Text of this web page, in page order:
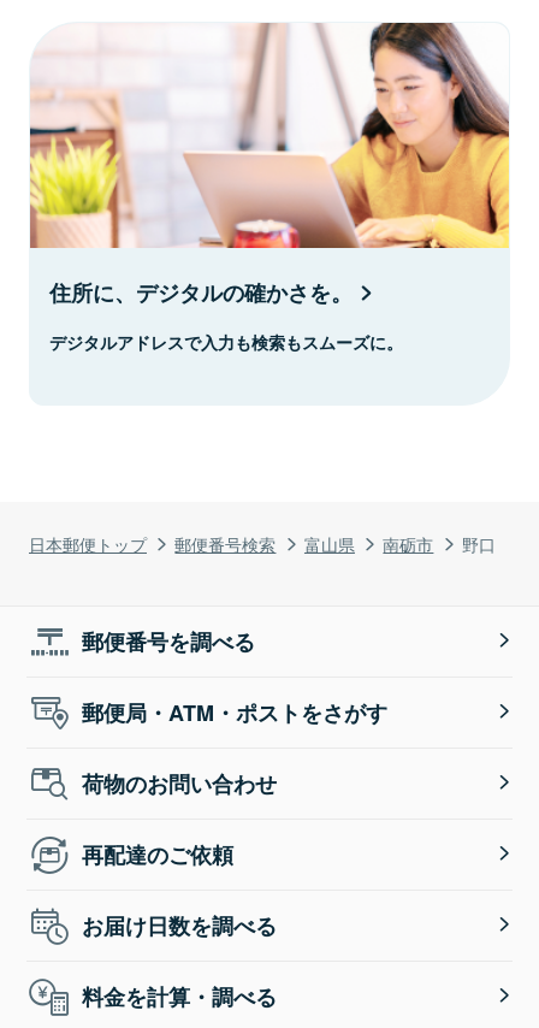
日本郵便トップ 郵便番号検索 富山県 南砺市 野口
住所に、デジタルの確かさを。
デジタルアドレスで入力も検索もスムーズに。
郵便番号を調べる
郵便局・ATM・ポストをさがす
荷物のお問い合わせ
再配達のご依頼
お届け日数を調べる
料金を計算・調べる